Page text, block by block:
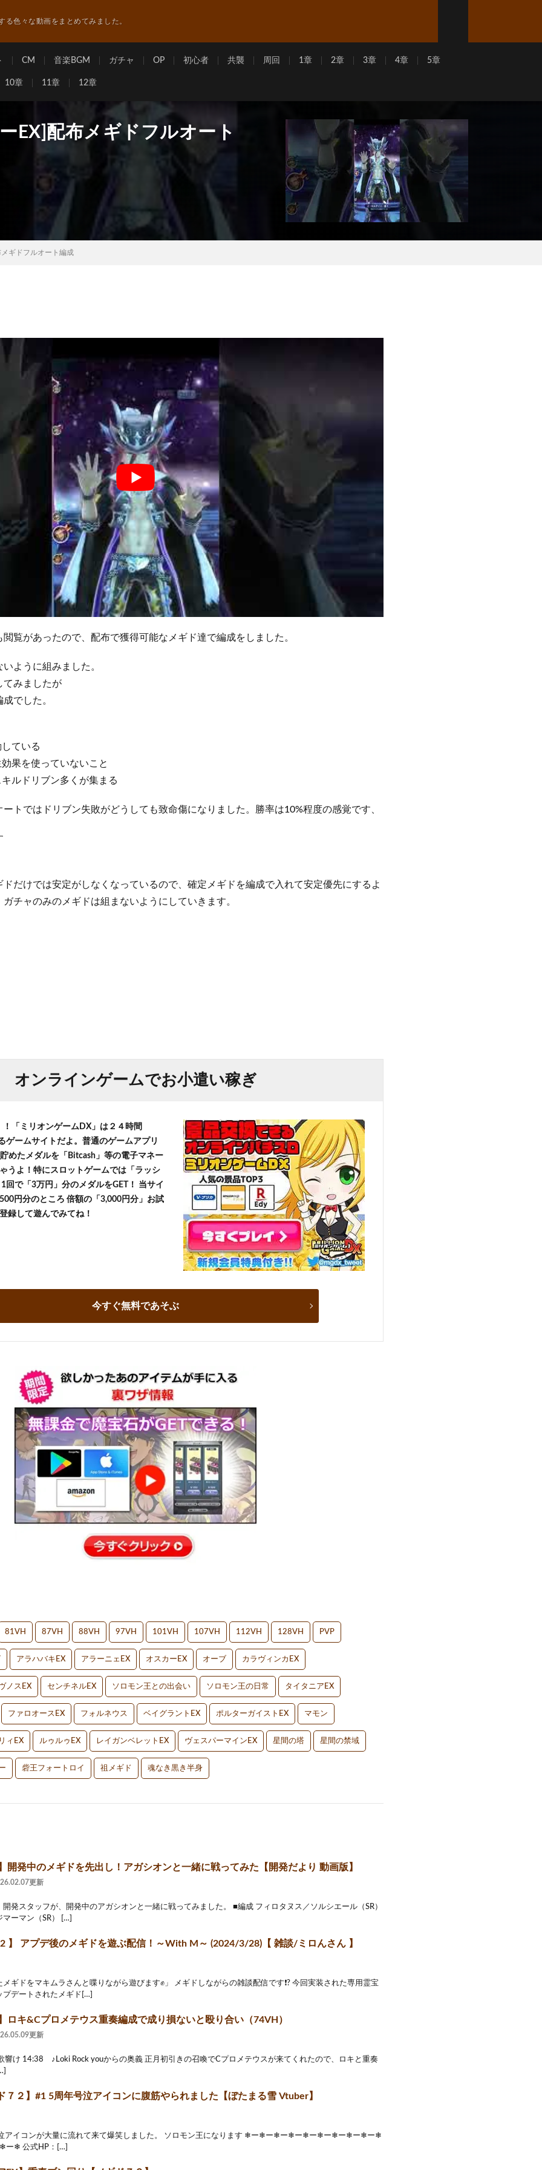
る色々な動画をまとめてみました。
CM 音楽BGM ガチャ OP 初心者 共襲 周回 1章 2章 3章 4章 5章
10章 11章 12章
EX]配布メギドフルオート
ギドフルオート編成
覧があったので、配布で獲得可能なメギド達で編成をしました。
ように組みました。
てみましたが
でした。
ている
果を使っていないこと
ルドリブン多くが集まる
トではドリブン失敗がどうしても致命傷になりました。勝率は10%程度の感覚です、
だけでは安定がしなくなっているので、確定メギドを編成で入れて安定優先にするよ
チャのみのメギドは組まないようにしていきます。
オンラインゲームでお小遣い稼ぎ
！「ミリオンゲームDX」は２４時間
ゲームサイトだよ。普通のゲームアプリ
めたメダルを「Bitcash」等の電子マネー
うよ！特にスロットゲームでは「ラッシ
回で「3万円」分のメダルをGET！ 当サイ
円分のところ 倍額の「3,000円分」お試
録して遊んでみてね！
今すぐ無料であそぶ
81VH 87VH 88VH 97VH 101VH 107VH 112VH 128VH PVP
アラハバキEX アラーニェEX オスカーEX オーブ カラヴィンカEX
ノスEX センチネルEX ソロモン王との出会い ソロモン王の日常 タイタニアEX
ファロオースEX フォルネウス ベイグラントEX ポルターガイストEX マモン
ィEX ルゥルゥEX レイガンベレットEX ヴェスパーマインEX 星間の塔 星間の禁域
砦王フォートロイ 祖メギド 魂なき黒き半身
開発中のメギドを先出し！アガシオンと一緒に戦ってみた【開発だより 動画版】
更新
発スタッフが、開発中のアガシオンと一緒に戦ってみました。 ■編成 フィロタヌス／ソルシエール（SR）
ーマン（SR） […]
】 アプデ後のメギドを遊ぶ配信！～With M～ (2024/3/28)【 雑談/ミロんさん 】
ギドをマキムラさんと喋りながら遊びます✊」 メギドしながらの雑談配信です❗? 今回実装された専用霊宝
プデートされたメギド[…]
ロキ&Cプロメテウス重奏編成で成り損ないと殴り合い（74VH）
更新
け 14:38 ♪Loki Rock youからの奥義 正月初引きの召喚でCプロメテウスが来てくれたので、ロキと重奏
７２】#1 5周年号泣アイコンに腹筋やられました【ぼたまる雪 Vtuber】
アイコンが大量に流れて来て爆笑しました。 ソロモン王になります ❄ー❄ー❄ー❄ー❄ー❄ー❄ー❄ー❄ー❄
❄ 公式HP：[…]